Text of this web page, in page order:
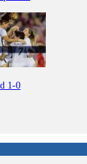
1-0